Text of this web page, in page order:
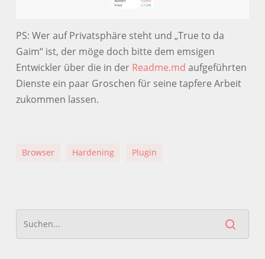
PS: Wer auf Privatsphäre steht und „True to da
Gaim“ ist, der möge doch bitte dem emsigen
Entwickler über die in der Readme.md aufgeführten
Dienste ein paar Groschen für seine tapfere Arbeit
zukommen lassen.
Browser Hardening Plugin